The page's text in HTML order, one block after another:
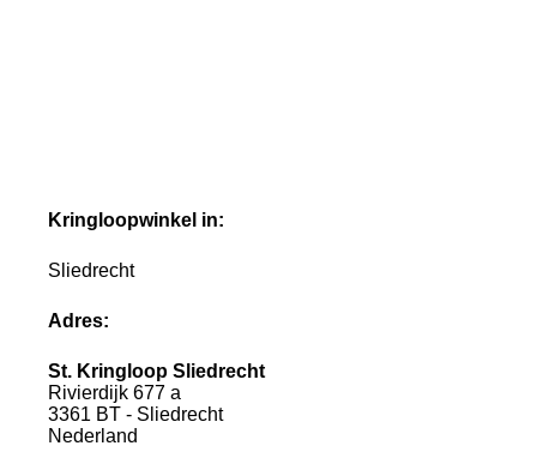
Kringloopwinkel in:
Sliedrecht
Adres:
St. Kringloop Sliedrecht
Rivierdijk 677 a
3361 BT - Sliedrecht
Nederland